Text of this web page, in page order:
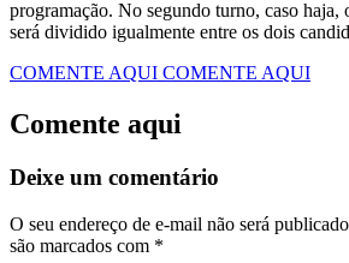
programação. No segundo turno, caso haja,
será dividido igualmente entre os dois
COMENTE AQUI COMENTE AQUI
Comente aqui
Deixe um comentário
O seu endereço de e-mail não será
são marcados com *